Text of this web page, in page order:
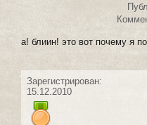
а! блиин! это вот почему я
Зарегистрирован:
15.12.2010